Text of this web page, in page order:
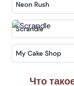
Neon Rush
Scrandle
My Cake Shop
Что